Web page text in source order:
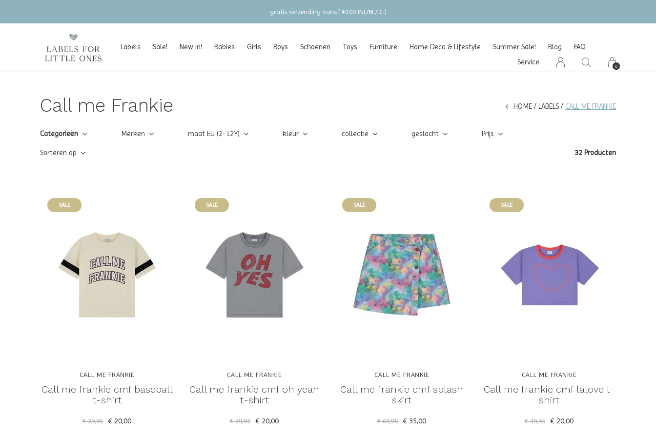
Labels Sale! New In! Babies Girls Boys Schoenen Toys Furniture Home Deco & Lifestyle Summer Sale! Blog
FAQ
Service
0
gratis verzending vanaf €100 (NL/BE/DE)
Call me Frankie HOME LABELS CALL ME FRANKIE
Categorieën Merken maat EU (2-12Y) kleur collectie geslacht Prijs
Sorteren op 32 Producten
SALE
CALL ME FRANKIE
Call me frankie cmf baseball
t-shirt
€ 39,95 € 20,00
SALE
CALL ME FRANKIE
Call me frankie cmf oh yeah
t-shirt
€ 39,95 € 20,00
SALE
CALL ME FRANKIE
Call me frankie cmf splash
skirt
€ 69,95 € 35,00
SALE
CALL ME FRANKIE
Call me frankie cmf lalove t-
shirt
€ 39,95 € 20,00